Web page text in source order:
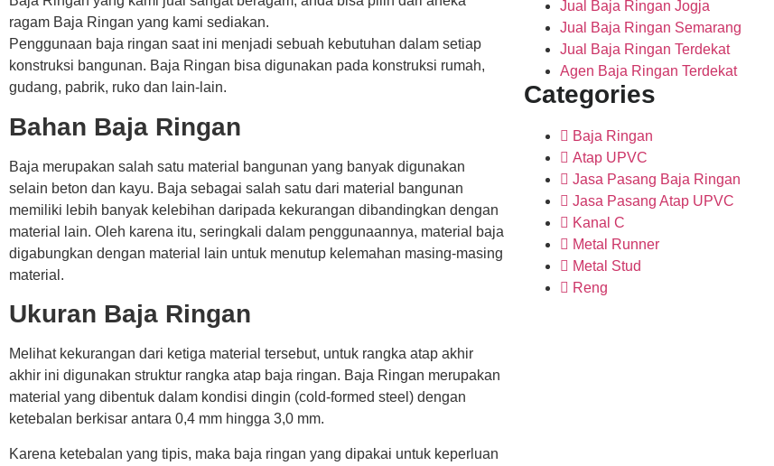
ragam Baja Ringan yang kami sediakan.
Penggunaan baja ringan saat ini menjadi sebuah kebutuhan dalam setiap
konstruksi bangunan. Baja Ringan bisa digunakan pada konstruksi rumah,
gudang, pabrik, ruko dan lain-lain.
Bahan Baja Ringan
Baja merupakan salah satu material bangunan yang banyak digunakan
selain beton dan kayu. Baja sebagai salah satu dari material bangunan
memiliki lebih banyak kelebihan daripada kekurangan dibandingkan dengan
material lain. Oleh karena itu, seringkali dalam penggunaannya, material baja
digabungkan dengan material lain untuk menutup kelemahan masing-masing
material.
Ukuran Baja Ringan
Melihat kekurangan dari ketiga material tersebut, untuk rangka atap akhir
akhir ini digunakan struktur rangka atap baja ringan. Baja Ringan merupakan
material yang dibentuk dalam kondisi dingin (cold-formed steel) dengan
ketebalan berkisar antara 0,4 mm hingga 3,0 mm.
Karena ketebalan yang tipis, maka baja ringan yang dipakai untuk keperluan
Jual Baja Ringan Jogja
Jual Baja Ringan Semarang
Jual Baja Ringan Terdekat
Agen Baja Ringan Terdekat
Categories
Baja Ringan
Atap UPVC
Jasa Pasang Baja Ringan
Jasa Pasang Atap UPVC
Kanal C
Metal Runner
Metal Stud
Reng